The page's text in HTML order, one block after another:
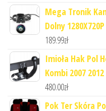
Mega Tronik
Dolny
189.99zł
Imioła Hak Pol
Kombi 2007 2012
480.00zł
Pok Ter Skóra